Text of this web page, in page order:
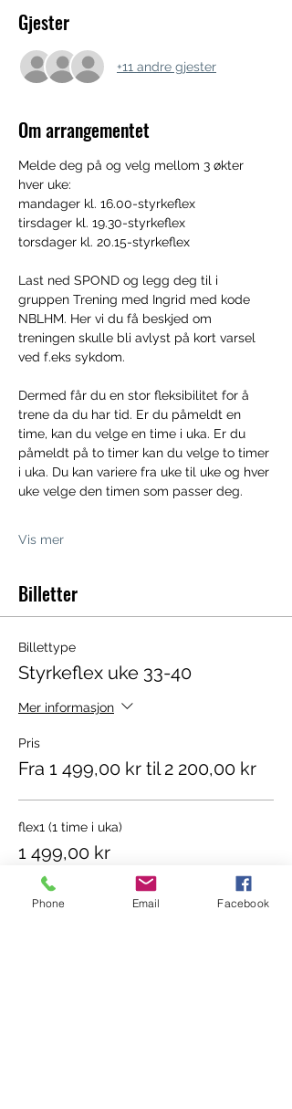
Gjester
+11 andre gjester
Om arrangementet
Melde deg på og velg mellom 3 økter
hver uke:
mandager kl. 16.00-styrkeflex
tirsdager kl. 19.30-styrkeflex
torsdager kl. 20.15-styrkeflex
Last ned SPOND og legg deg til i
gruppen Trening med Ingrid med kode
NBLHM. Her vi du få beskjed om
treningen skulle bli avlyst på kort varsel
ved f.eks sykdom.
Dermed får du en stor fleksibilitet for å
trene da du har tid. Er du påmeldt en
time, kan du velge en time i uka. Er du
påmeldt på to timer kan du velge to timer
i uka. Du kan variere fra uke til uke og hver
uke velge den timen som passer deg.
Vis mer
Billetter
Billettype
Styrkeflex uke 33-40
Mer informasjon
Pris
Fra 1 499,00 kr til 2 200,00 kr
flex1 (1 time i uka)
1 499,00 kr
Antall
Phone Email Facebook